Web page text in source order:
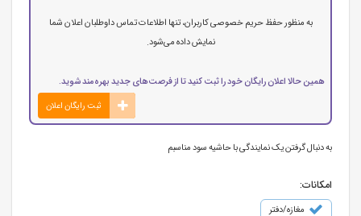
به منظور حفظ حریم خصوصی کاربران، تنها اطلاعات تماس داوطلبان اعلان شما
نمایش داده می‌شود.
همین حالا اعلان رایگان خود را ثبت کنید تا از فرصت‌های جدید بهره‌مند شوید.
ثبت رایگان اعلان
به دنبال گرفتن یک نمایندگی با حاشیه سود مناسبم
امکانات:
مغازه/دفتر